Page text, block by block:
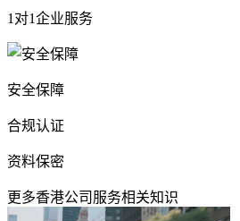
1对1企业服务
安全保障
合规认证
资料保密
更多香港公司服务相关知识